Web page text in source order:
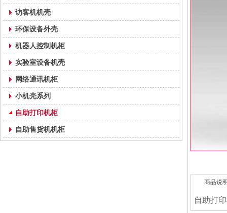
访客机机壳
环保设备外壳
机器人控制机柜
实验室设备机壳
网络通讯机柜
小机壳系列
自助打印机柜
自助售货机机柜
商品说
自助打